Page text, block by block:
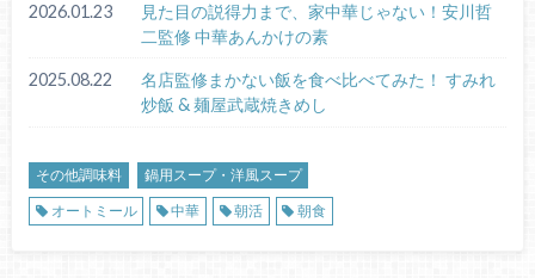
2026.01.23
見た目の説得力まで、家中華じゃない！安川哲
二監修 中華あんかけの素
2025.08.22
名店監修まかない飯を食べ比べてみた！ すみれ
炒飯 & 麺屋武蔵焼きめし
その他調味料
鍋用スープ・洋風スープ
オートミール
中華 朝活 朝食